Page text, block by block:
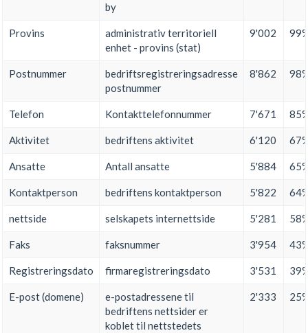
by
Provins
administrativ territoriell
enhet - provins (stat)
9'002
Postnummer
bedriftsregistreringsadresse
postnummer
8'862
Telefon Kontakttelefonnummer 7'671
Aktivitet bedriftens aktivitet 6'120
Ansatte Antall ansatte 5'884
Kontaktperson bedriftens kontaktperson 5'822
nettside selskapets internettside 5'281
Faks faksnummer 3'954
Registreringsdato firmaregistreringsdato 3'531
E-post (domene)
e-postadressene til
bedriftens nettsider er
koblet til nettstedets
2'333